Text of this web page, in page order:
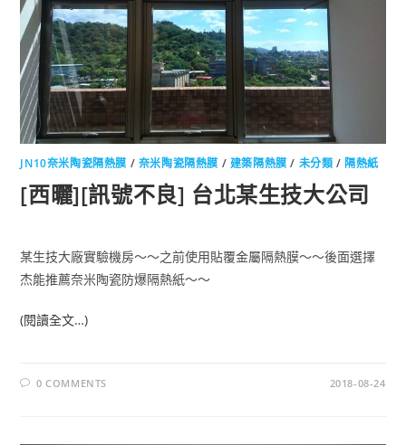
JN10奈米陶瓷隔熱膜 / 奈米陶瓷隔熱膜 / 建築隔熱膜 / 未分類 / 隔熱紙
[西曬][訊號不良] 台北某生技大公司
某生技大廠實驗機房～～之前使用貼覆金屬隔熱膜～～後面選擇
杰能推薦奈米陶瓷防爆隔熱紙～～
(閱讀全文…)
0 COMMENTS 2018-08-24